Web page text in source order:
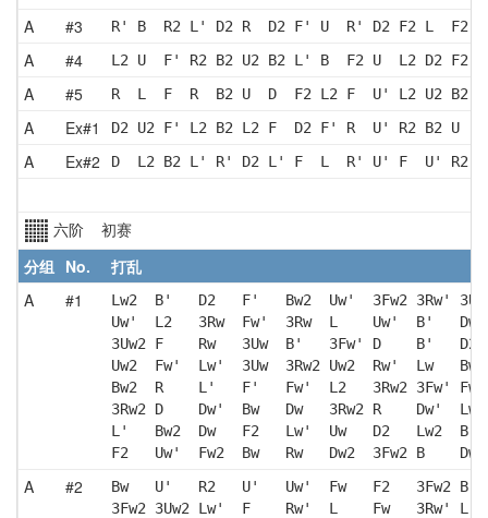
A #3 R' B  R2 L' D2 R  D2 F' U  R' D2 F2 L  F2
A #4 L2 U  F' R2 B2 U2 B2 L' B  F2 U  L2 D2 F2
A #5 R  L  F  R  B2 U  D  F2 L2 F  U' L2 U2 B2
A Ex#1 D2 U2 F' L2 B2 L2 F  D2 F' R  U' R2 B2 U
A Ex#2 D  L2 B2 L' R' D2 L' F  L  R' U' F  U' R2
六阶 初赛
分组 No.
打乱
A
#1
Lw2  B'   D2   F'   Bw2  Uw'  3Fw2 3Rw'
Uw'  L2   3Rw  Fw'  3Rw  L    Uw'  B'
3Uw2 F    Rw   3Uw  B'   3Fw' D    B'   D2
Uw2  Fw'  Lw'  3Uw  3Rw2 Uw2  Rw'  Lw
Bw2  R    L'   F'   Fw'  L2   3Rw2 3Fw'
3Rw2 D    Dw'  Bw   Dw   3Rw2 R    Dw'
L'   Bw2  Dw   F2   Lw'  Uw   D2   Lw2  B
F2   Uw'  Fw2  Bw   Rw   Dw2  3Fw2 B
A #2
Bw   U'   R2   U'   Uw'  Fw   F2   3Fw2
3Fw2 3Uw2 Lw'  F    Rw'  L    Fw   3Rw'